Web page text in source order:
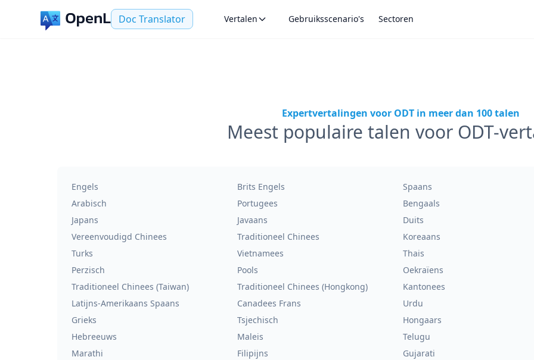
Doc Translator Vertalen Gebruiksscenario's Sectoren
Expertvertalingen voor ODT in meer dan 100 talen
Meest populaire talen voor ODT-
Engels Brits Engels
Spaans
Arabisch
Portugees
Bengaals
Japans
Javaans
Duits
Vereenvoudigd Chinees
Traditioneel Chinees
Koreaans
Turks
Vietnamees
Thais
Perzisch
Pools
Oekraïens
Traditioneel Chinees (Taiwan)
Traditioneel Chinees (Hongkong)
Kantonees
Latijns-Amerikaans Spaans
Canadees Frans
Urdu
Grieks
Tsjechisch
Hongaars
Hebreeuws
Maleis
Telugu
Marathi
Filipijns
Gujarati